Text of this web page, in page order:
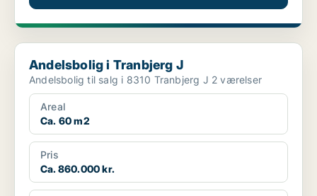
Andelsbolig i Tranbjerg J
Andelsbolig i Tranbjerg J
Andelsbolig til salg i 8310 Tranbjerg J 2 værelser
Areal
Ca. 60 m2
Pris
Ca. 860.000 kr.